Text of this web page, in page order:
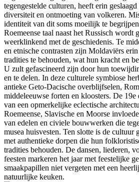
tegengestelde culturen, heeft erin
diversiteit en ontmoeting van volkeren.
identiteit van dit soms moeilijk te
Roemeense taal naast het Russisch wordt
weerklinkend met de geschiedenis. Te
en etnische contrasten zijn Moldaviërs
tradities te behouden, wat hun kracht en
U zult gefascineerd zijn door hun
en te delen. In deze culturele symbiose
antieke Geto-Dacische overblijfselen,
middeleeuwse forten en kloosters. De
van een opmerkelijke eclectische
Roemeense, Slavische en Moorse
van edelen en civiele bouwwerken die
musea huisvesten. Ten slotte is de cultuur
met authentieke dorpen die hun
tradities behouden. De dansen, liederen,
feesten markeren het jaar met feestelijke
smaakpapillen niet vergeten met een
natuurlijke keuken.